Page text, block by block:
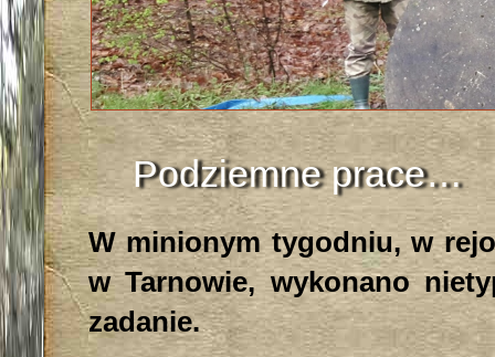
Podziemne prace…
W minionym tygodniu, w
w Tarnowie, wykonano
zadanie.